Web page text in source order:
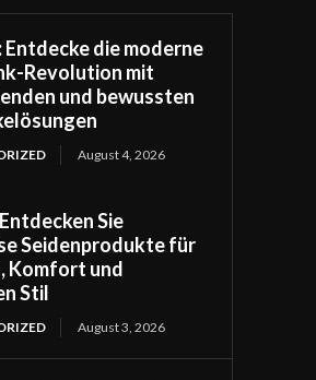
Entdecke die moderne
Revolution mit
und bewussten
August 4, 2026
Sie
Seidenprodukte für
Komfort und
Stil
August 3, 2026